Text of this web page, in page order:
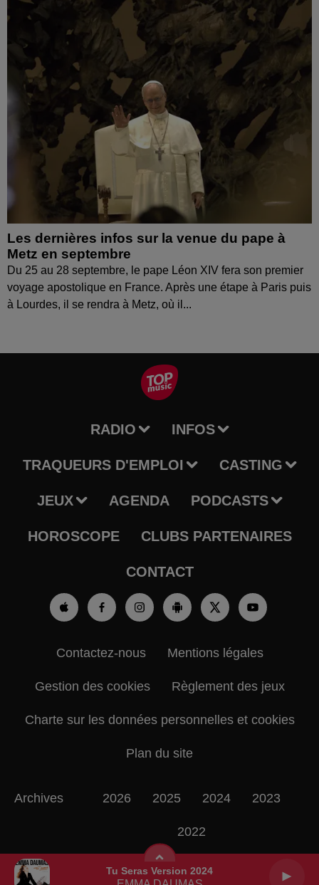
Tu Seras Version 2024
Les dernières infos sur la venue du pape à
Metz en septembre
Du 25 au 28 septembre, le pape Léon XIV fera son premier
voyage apostolique en France. Après une étape à Paris puis
à Lourdes, il se rendra à Metz, où il...
RADIO INFOS
TRAQUEURS D'EMPLOI CASTING
JEUX AGENDA PODCASTS
HOROSCOPE CLUBS PARTENAIRES
CONTACT
Contactez-nous Mentions légales
Gestion des cookies Règlement des jeux
Charte sur les données personnelles et cookies
Plan du site
Archives 2026 2025 2024 2023
2022